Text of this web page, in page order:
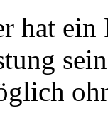
hat ein